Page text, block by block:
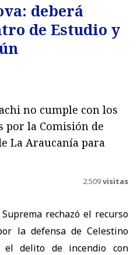
deberá
de Estudio y
no cumple con los
por la Comisión de
La Araucanía para
2.509visitas
rechazó el recurso
la defensa de Celestino
el delito de incendio con